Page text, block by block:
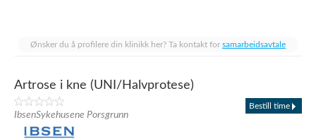
Ønsker du å profilere din klinikk her? Ta kontakt for samarbeidsavtale
Artrose i kne (UNI/Halvprotese)
IbsenSykehusene Porsgrunn
Bestill time